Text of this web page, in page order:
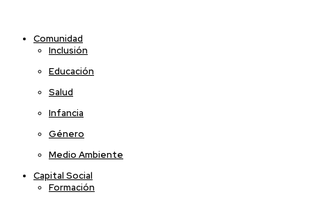
Comunidad
Inclusión
Educación
Salud
Infancia
Género
Medio Ambiente
Capital Social
Formación